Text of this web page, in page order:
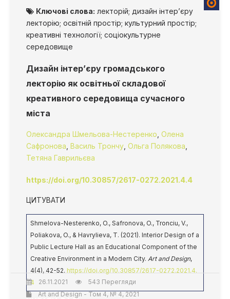
Ключові слова: лекторій; дизайн інтер’єру
лекторію; освітній простір; культурний простір;
креативні технології; соціокультурне
середовище
Дизайн інтер’єру громадського
лекторію як освітньої складової
креативного середовища сучасного
міста
Олександра Шмельова-Нестеренко Олена
Сафронова Василь Трончу Ольга Полякова
Тетяна Гаврильєва
https://doi.org/10.30857/2617-0272.2021.4.4
ЦИТУВАТИ
Shmelova-Nesterenko, O., Safronova, O., Tronciu, V.,
Poliakova, O., & Havrylieva, T. (2021). Interior Design of a
Public Lecture Hall as an Educational Component of the
Creative Environment in a Modern City. Art and Design,
4(4), 42-52. https://doi.org/10.30857/2617-0272.2021.4.
4
26.11.2021
543 Перегляди
Art and Design - Том 4, № 4, 2021